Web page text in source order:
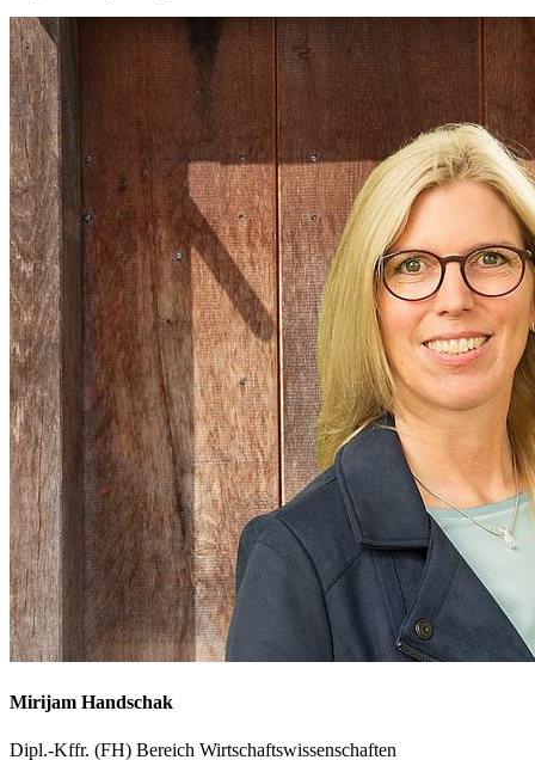
Mirijam Handschak
Dipl.-Kffr. (FH) Bereich Wirtschaftswissenschaften